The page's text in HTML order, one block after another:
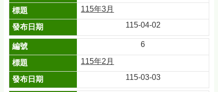
115年3月
115-04-02
6
115年2月
115-03-03